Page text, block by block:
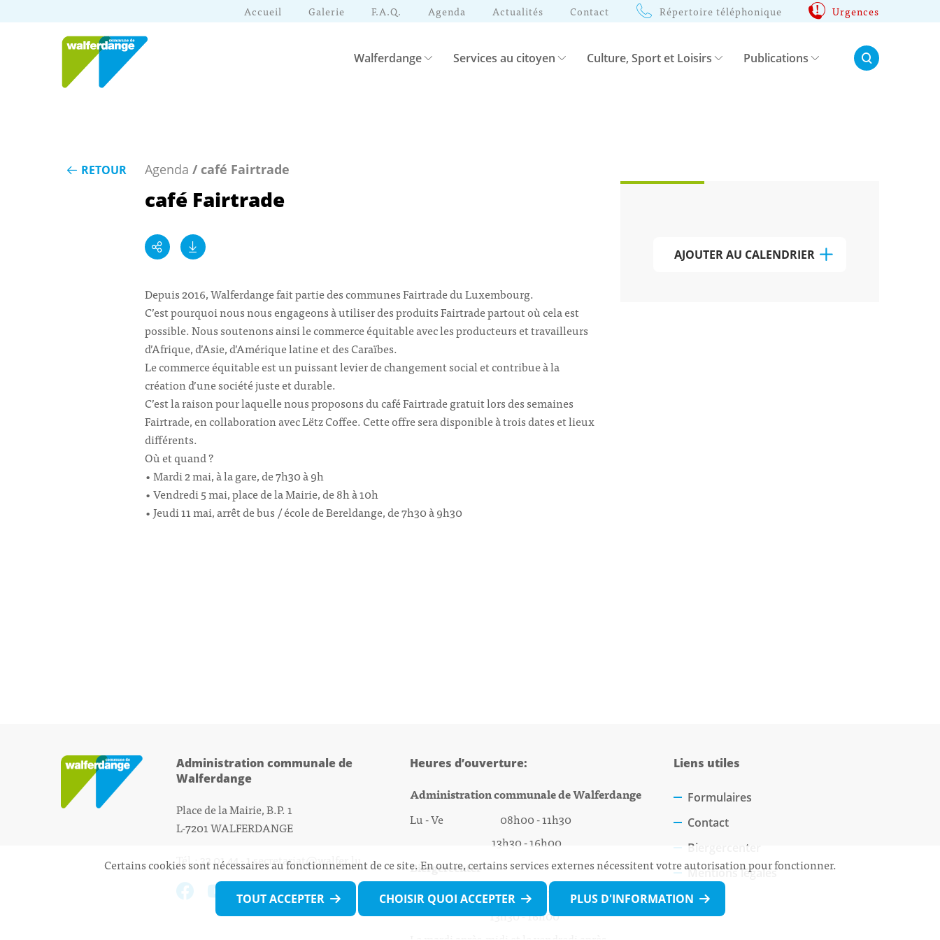
Accueil Galerie F.A.Q. Agenda Actualités Contact Répertoire téléphonique Urgences
Walferdange Services au citoyen Culture, Sport et Loisirs Publications Rechercher:
RETOUR Agenda / café Fairtrade
café Fairtrade
Depuis 2016, Walferdange fait partie des communes Fairtrade du Luxembourg.
C’est pourquoi nous nous engageons à utiliser des produits Fairtrade partout où cela est
possible. Nous soutenons ainsi le commerce équitable avec les producteurs et travailleurs
d’Afrique, d’Asie, d’Amérique latine et des Caraïbes.
Le commerce équitable est un puissant levier de changement social et contribue à la
création d’une société juste et durable.
C’est la raison pour laquelle nous proposons du café Fairtrade gratuit lors des semaines
Fairtrade, en collaboration avec Lëtz Coffee. Cette offre sera disponible à trois dates et lieux
différents.
Où et quand ?
• Mardi 2 mai, à la gare, de 7h30 à 9h
• Vendredi 5 mai, place de la Mairie, de 8h à 10h
• Jeudi 11 mai, arrêt de bus / école de Bereldange, de 7h30 à 9h30
AJOUTER AU CALENDRIER
Administration communale de
Walferdange
Place de la Mairie, B.P. 1
L-7201 WALFERDANGE
Tél.: 33 01 44 - 1secretariat@walfer.lu
Heures d’ouverture:
Administration communale de Walferdange
Lu - Ve 08h00 - 11h30
13h30 - 16h00
Biergercenter
Lu - Ve 08h00 - 11h30
13h30 - 16h00
Liens utiles
Formulaires
Contact
Biergercenter
Mentions légales
Certains cookies sont nécessaires au fonctionnement de ce site. En outre, certains services externes nécessitent votre autorisation pour fonctionner.
TOUT ACCEPTER CHOISIR QUOI ACCEPTER PLUS D'INFORMATION